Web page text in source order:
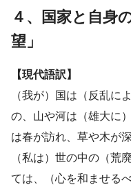
４、国家と自身
望」
【現代語訳】
（我が）国は（反乱に
の、山や河は（雄大に
は春が訪れ、草や木が
（私は）世の中の（荒
ては、（心を和ませる